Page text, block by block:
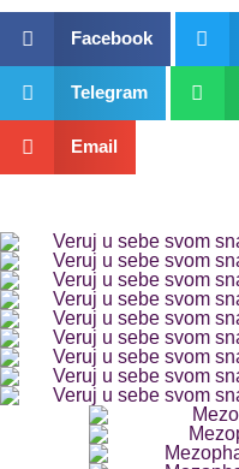
Facebook
Telegram
Email